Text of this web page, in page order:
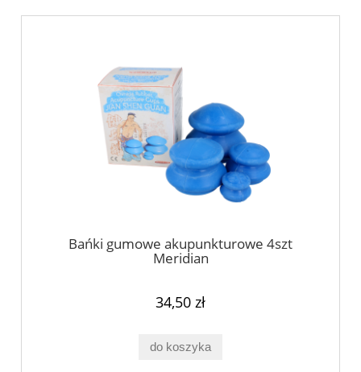
Bańki gumowe akupunkturowe 4szt
Meridian
34,50 zł
do koszyka